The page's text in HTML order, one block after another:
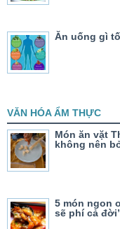
Ăn uống gì
VĂN HÓA ẨM THỰC
Món ăn vặt
không nên
5 món ngon
sẽ phí cả